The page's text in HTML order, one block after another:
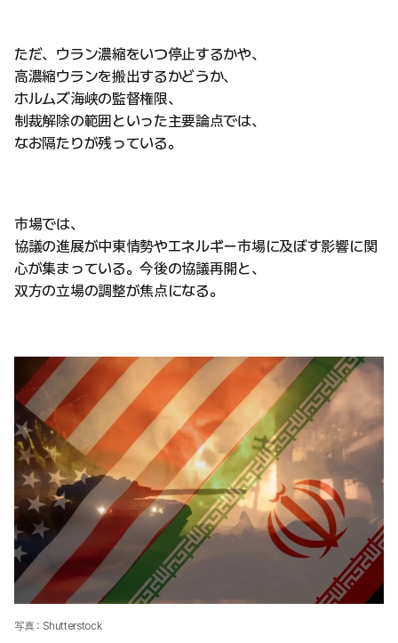
ただ、ウラン濃縮をいつ停止するかや、
高濃縮ウランを搬出するかどうか、
ホルムズ海峡の監督権限、
制裁解除の範囲といった主要論点では、
なお隔たりが残っている。
市場では、
協議の進展が中東情勢やエネルギー市場に及ぼす影響に関
心が集まっている。今後の協議再開と、
双方の立場の調整が焦点になる。
写真：Shutterstock